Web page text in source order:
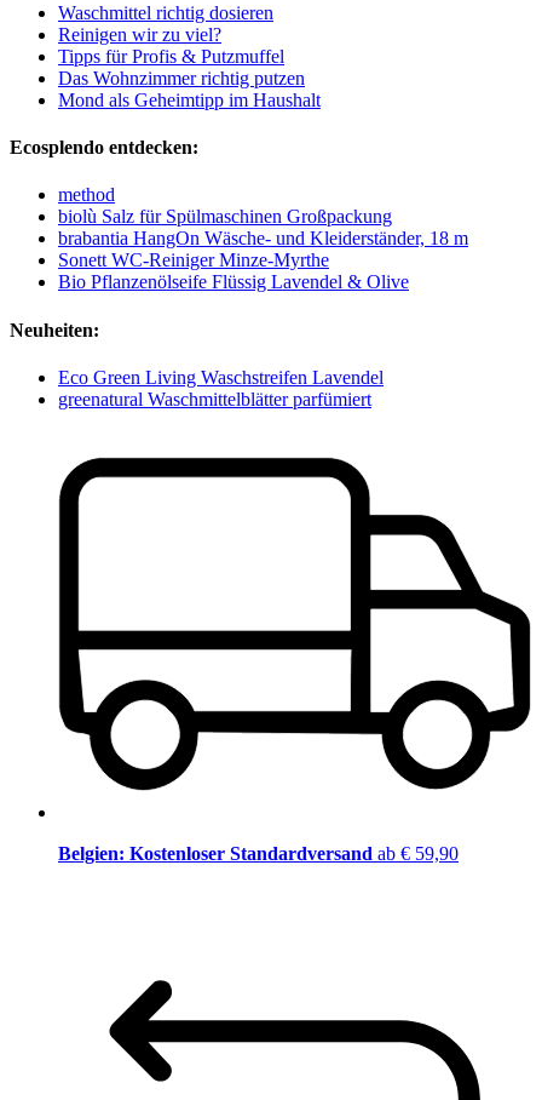
Waschmittel richtig dosieren
Reinigen wir zu viel?
Tipps für Profis & Putzmuffel
Das Wohnzimmer richtig putzen
Mond als Geheimtipp im Haushalt
Ecosplendo entdecken:
method
biolù Salz für Spülmaschinen Großpackung
brabantia HangOn Wäsche- und Kleiderständer, 18 m
Sonett WC-Reiniger Minze-Myrthe
Bio Pflanzenölseife Flüssig Lavendel & Olive
Neuheiten:
Eco Green Living Waschstreifen Lavendel
greenatural Waschmittelblätter parfümiert
Belgien: Kostenloser Standardversand ab € 59,90